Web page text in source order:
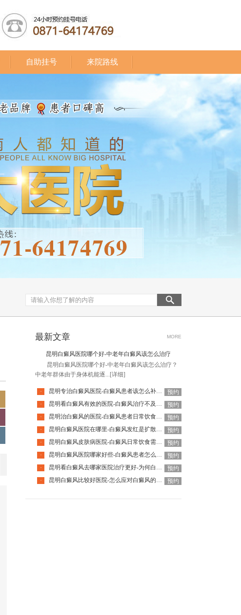
自助挂号 来院路线
最新文章 MORE
昆明白癜风医院哪个好-中老年白癜风该怎么治疗
昆明白癜风医院哪个好-中老年白癜风该怎么治疗？
中老年群体由于身体机能逐... [详细]
· 昆明专治白癜风医院-白癜风患者该怎么补充营养呢
预约
·
昆明看白癜风有效的医院-白癜风治疗不及时有哪些危害呢
预约
·
昆明治白癜风的医院-白癜风患者日常饮食应该注意哪些
预约
·
昆明白癜风医院在哪里-白癜风发红是扩散的征兆吗
预约
·
昆明白癜风皮肤病医院-白癜风日常饮食需注意什么呢
预约
·
昆明白癜风医院哪家好些-白癜风患者怎么预防过度疲劳
预约
·
昆明看白癜风去哪家医院治疗更好-为何白癜风会复发
预约
·
昆明白癜风比较好医院-怎么应对白癜风的复发 预约